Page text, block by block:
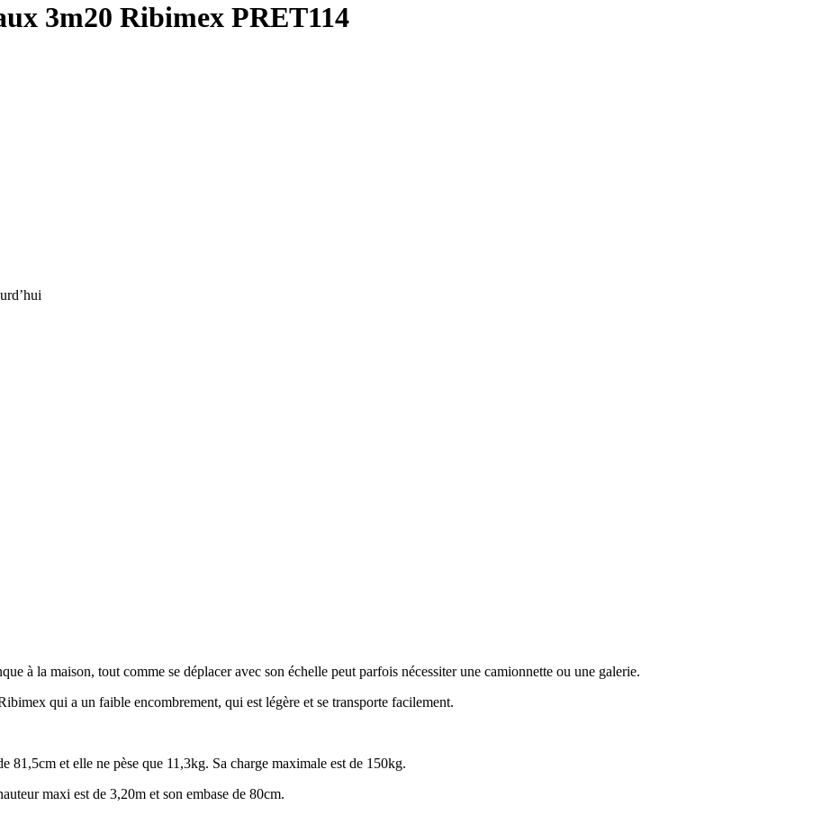
3m20 Ribimex PRET114
à la maison, tout comme se déplacer avec son échelle peut parfois nécessiter une camionnette ou une galerie.
qui a un faible encombrement, qui est légère et se transporte facilement.
81,5cm et elle ne pèse que 11,3kg. Sa charge maximale est de 150kg.
maxi est de 3,20m et son embase de 80cm.